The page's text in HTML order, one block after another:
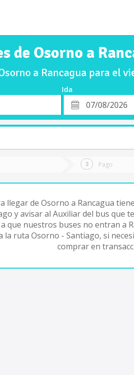
de Osorno a
a Rancagua para el
Ida
Fecha
de
Pago
llegar de Osorno a Rancagua
y avisar al Auxiliar del bus que
que nuestros buses no entran a
la ruta Osorno - Santiago, si
comprar en